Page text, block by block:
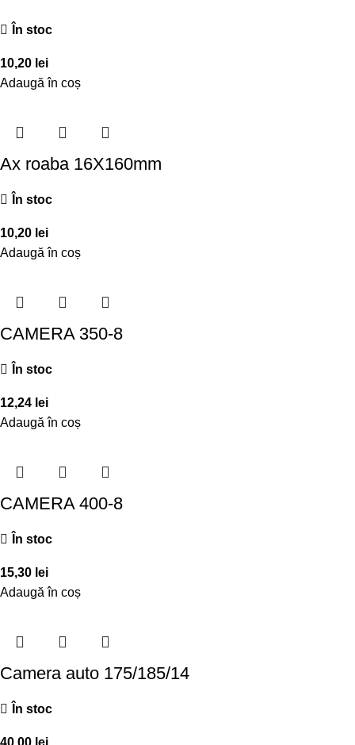
În stoc
10,20 lei
Adaugă în coș
Ax roaba 16X160mm
În stoc
10,20 lei
Adaugă în coș
CAMERA 350-8
În stoc
12,24 lei
Adaugă în coș
CAMERA 400-8
În stoc
15,30 lei
Adaugă în coș
Camera auto 175/185/14
În stoc
40,00 lei